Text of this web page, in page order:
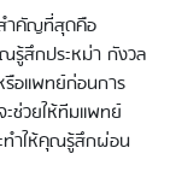
สำคัญที่สุดคือ
รู้สึกประหม่า กังวล
อแพทย์ก่อนการ
ช่วยให้ทีมแพทย์
ทำให้คุณรู้สึกผ่อน